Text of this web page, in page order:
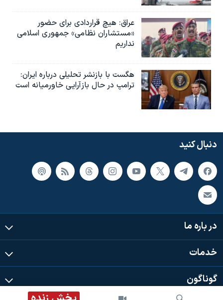
عراق: هیچ قراردادی برای حضور
«مستشاران نظامی» جمهوری اسلامی
نداریم
هگست با بازنشر تحلیلی درباره ایران:
ترامپ در حال بازآرایی خاورمیانه است
دنبال کنید
در باره ما
خدمات
گوناگون